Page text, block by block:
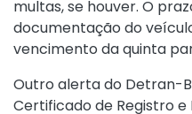
multas, se houver. O
documentação do
vencimento da quinta
Outro alerta do Detran-
Certificado de Registro